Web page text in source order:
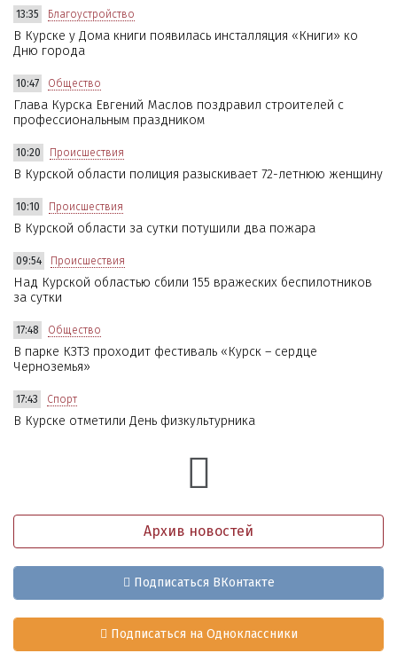
13:35 Благоустройство
В Курске у Дома книги появилась инсталляция «Книги» ко
Дню города
10:47 Общество
Глава Курска Евгений Маслов поздравил строителей с
профессиональным праздником
10:20 Происшествия
В Курской области полиция разыскивает 72-летнюю женщину
10:10 Происшествия
В Курской области за сутки потушили два пожара
09:54 Происшествия
Над Курской областью сбили 155 вражеских беспилотников
за сутки
17:48 Общество
В парке КЗТЗ проходит фестиваль «Курск – сердце
Черноземья»
17:43 Спорт
В Курске отметили День физкультурника
Архив новостей
Подписаться ВКонтакте
Подписаться на Одноклассники